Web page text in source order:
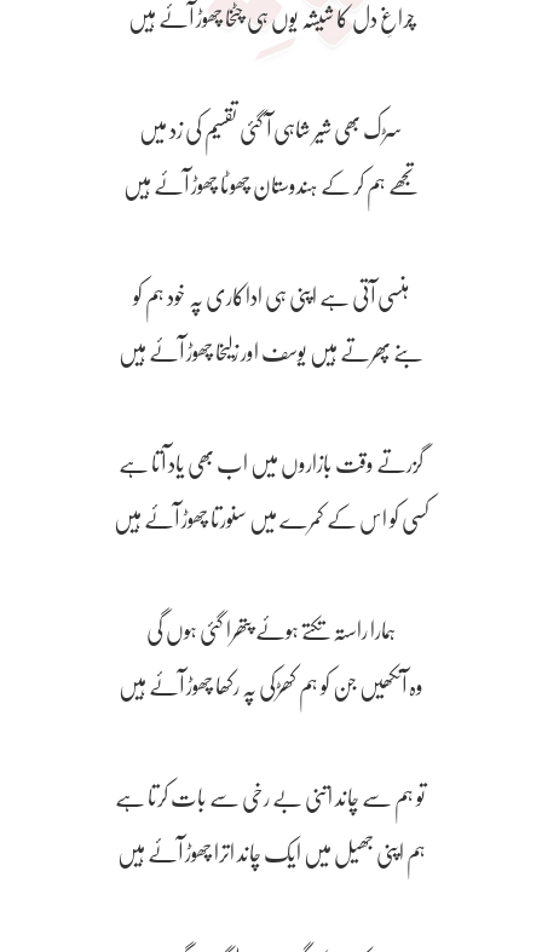
چراغِ دل کا شیشہ یوں ہی چٹخا چھوڑ آئے ہیں
سڑک بھی شیر شاہی آ گئی تقسیم کی زد میں
تجھے ہم کر کے ہندوستان چھوٹا چھوڑ آئے ہیں
ہنسی آتی ہے اپنی ہی اداکاری پہ خود ہم کو
بنے پھرتے ہیں یوسف اور زلیخا چھوڑ آئے ہیں
گزرتے وقت بازاروں میں اب بھی یاد آتا ہے
کسی کو اس کے کمرے میں سنورتا چھوڑ آئے ہیں
ہمارا راستہ تکتے ہوئے پتھرا گئی ہوں گی
وہ آنکھیں جن کو ہم کھڑکی پہ رکھا چھوڑ آئے ہیں
ہم اپنی جھیل میں ایک چاند اترا چھوڑ آئے ہیں